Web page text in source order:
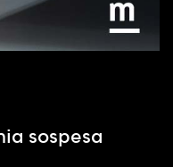
sospesa